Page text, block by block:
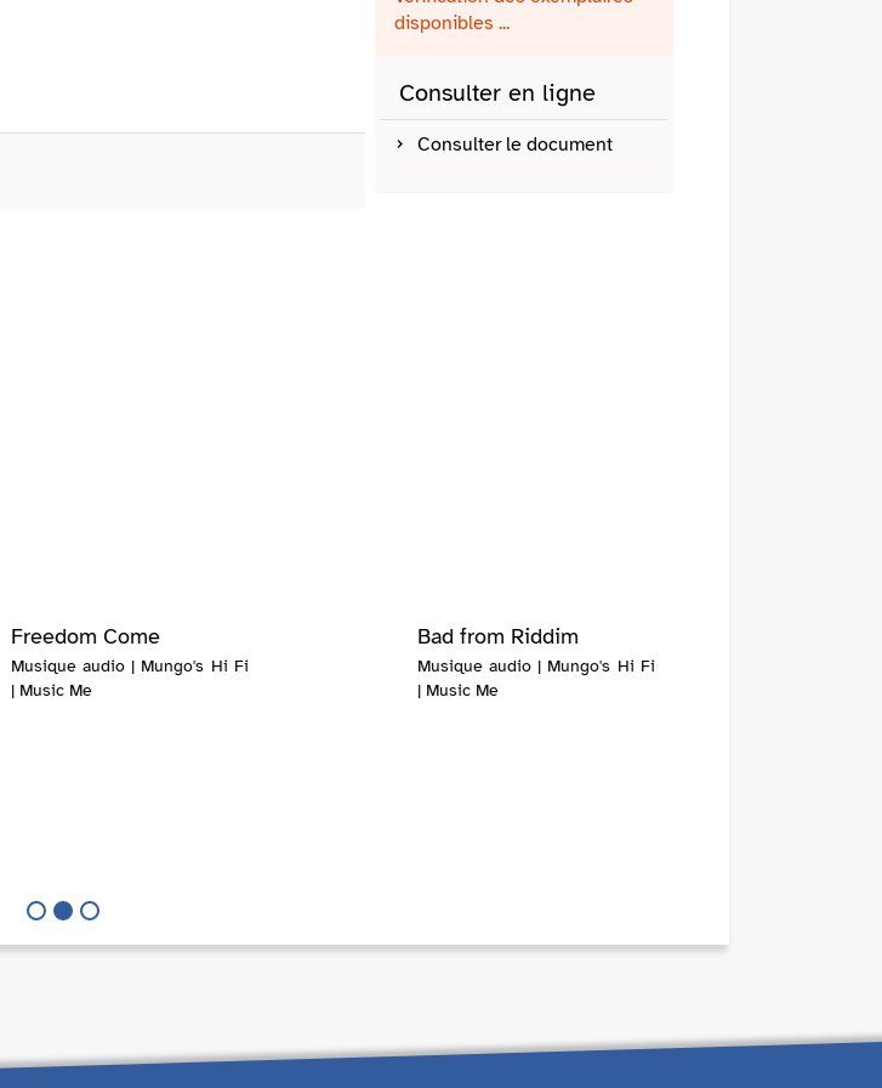
disponibles ...
Consulter en ligne
Consulter le document
Freedom Come
Musique audio | Mungo's Hi Fi
| Music Me
Bad from Riddim
Musique audio | Mungo's Hi Fi
| Music Me